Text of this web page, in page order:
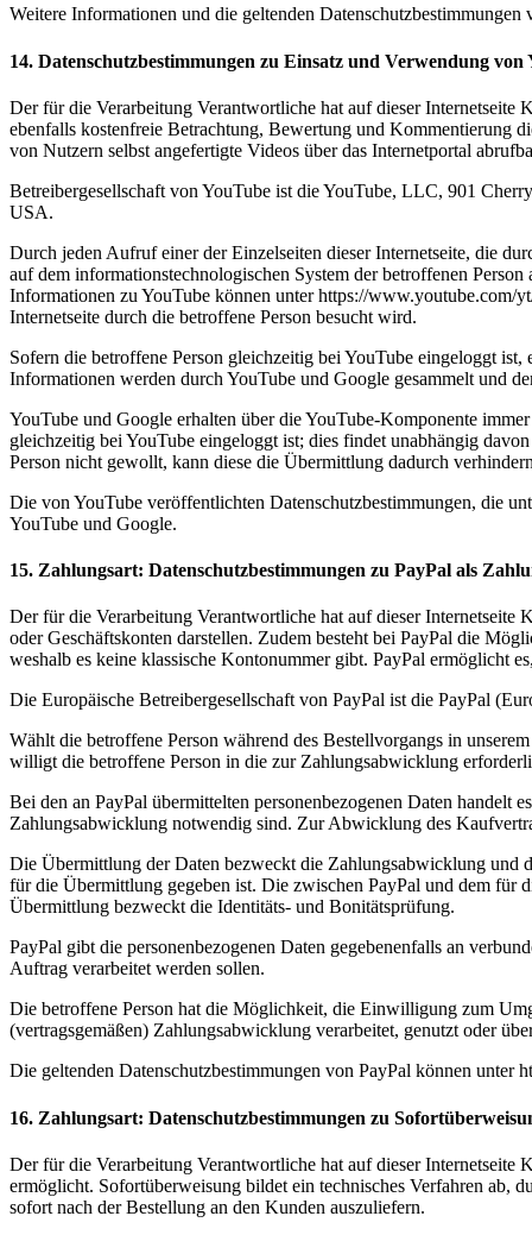
Weitere Informationen und die geltenden
14. Datenschutzbestimmungen zu Einsatz und Verwendung von
Der für die Verarbeitung Verantwortliche hat auf dieser Internetseite
ebenfalls kostenfreie Betrachtung, Bewertung und Kommentierung
von Nutzern selbst angefertigte Videos über das Internetportal
Betreibergesellschaft von YouTube ist die YouTube, LLC, 901
USA.
Durch jeden Aufruf einer der Einzelseiten dieser Internetseite, die
auf dem informationstechnologischen System der betroffenen
Informationen zu YouTube können unter https://www.youtube.com/
Internetseite durch die betroffene Person besucht wird.
Sofern die betroffene Person gleichzeitig bei YouTube eingeloggt
Informationen werden durch YouTube und Google gesammelt und
YouTube und Google erhalten über die YouTube-Komponente
gleichzeitig bei YouTube eingeloggt ist; dies findet unabhängig
Person nicht gewollt, kann diese die Übermittlung dadurch
Die von YouTube veröffentlichten Datenschutzbestimmungen, die
YouTube und Google.
15. Zahlungsart: Datenschutzbestimmungen zu PayPal als
Der für die Verarbeitung Verantwortliche hat auf dieser
oder Geschäftskonten darstellen. Zudem besteht bei PayPal die
weshalb es keine klassische Kontonummer gibt. PayPal ermöglicht
Die Europäische Betreibergesellschaft von PayPal ist die PayPal
Wählt die betroffene Person während des Bestellvorgangs in
willigt die betroffene Person in die zur Zahlungsabwicklung
Bei den an PayPal übermittelten personenbezogenen Daten handelt
Zahlungsabwicklung notwendig sind. Zur Abwicklung des
Die Übermittlung der Daten bezweckt die Zahlungsabwicklung und
für die Übermittlung gegeben ist. Die zwischen PayPal und dem für
Übermittlung bezweckt die Identitäts- und Bonitätsprüfung.
PayPal gibt die personenbezogenen Daten gegebenenfalls an
Auftrag verarbeitet werden sollen.
Die betroffene Person hat die Möglichkeit, die Einwilligung zum
(vertragsgemäßen) Zahlungsabwicklung verarbeitet, genutzt oder
Die geltenden Datenschutzbestimmungen von PayPal können
16. Zahlungsart: Datenschutzbestimmungen zu
Der für die Verarbeitung Verantwortliche hat auf dieser
ermöglicht. Sofortüberweisung bildet ein technisches Verfahren ab,
sofort nach der Bestellung an den Kunden auszuliefern.